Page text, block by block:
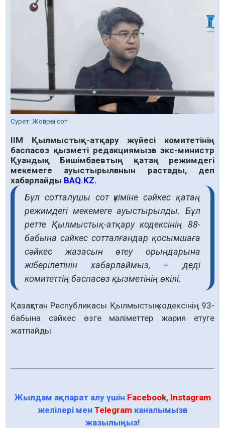
Сурет: Жоғарғы сот
ІІМ Қылмыстық-атқару жүйесі комитетінің
баспасөз қызметі редакциямызға экс-министр
Қуандық Бишімбаевтың қатаң режимдегі
мекемеге ауыстырылғанын растады, деп
хабарлайды BAQ.KZ.
Бұл сотталушы сот үкіміне сәйкес қатаң
режимдегі мекемеге ауыстырылды. Бұл
ретте Қылмыстық-атқару кодексінің 88-
бабына сәйкес сотталғандар қосымшаға
сәйкес жазасын өтеу орындарына
жіберілетінін хабарлаймыз, – деді
комитеттің баспасөз қызметінің өкілі.
Қазақстан Республикасы Қылмыстық кодексінің 93-
бабына сәйкес өзге мәліметтер жария етуге
жатпайды.
Жылдам ақпарат алу үшін Facebook, Instagram
желілері мен Telegram каналымызға
жазылыңыз!